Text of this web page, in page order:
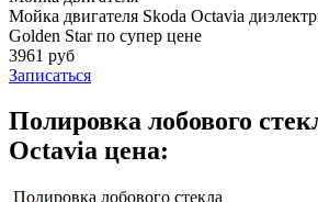
Мойка двигателя Skoda Octavia
Golden Star по супер цене
3961 руб
Записаться
Полировка лобового
Octavia цена:
Полировка лобового стекла